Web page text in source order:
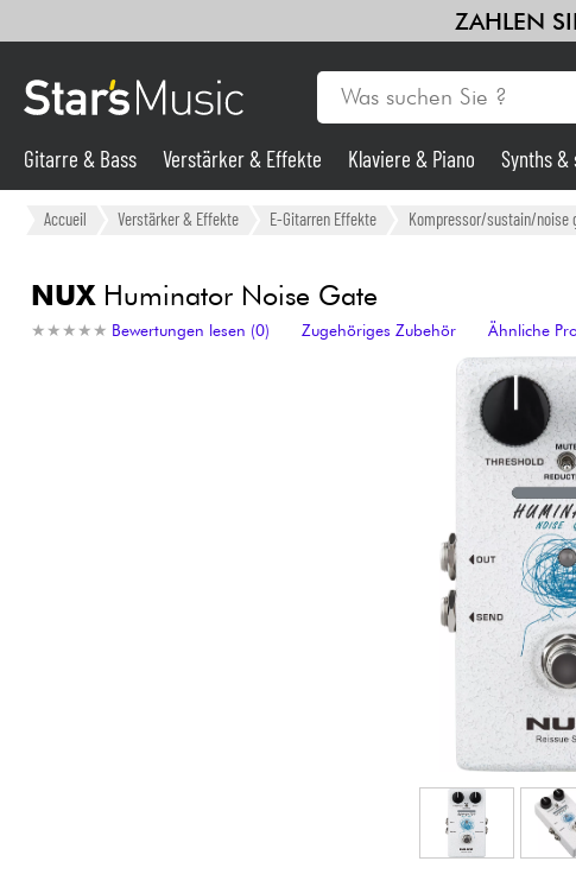
ZAHLEN
Gitarre & Bass
Synths & samplers
Gitarre & Bass Verstärker & Effekte Klaviere & Piano Synths &
Accueil Verstärker & Effekte E-Gitarren Effekte Kompressor/sustain/noise
NUXHuminator Noise Gate
★ ★ ★ ★ ★
★ ★ ★ ★ ★ Bewertungen lesen (0) Zugehöriges Zubehör Ähnliche